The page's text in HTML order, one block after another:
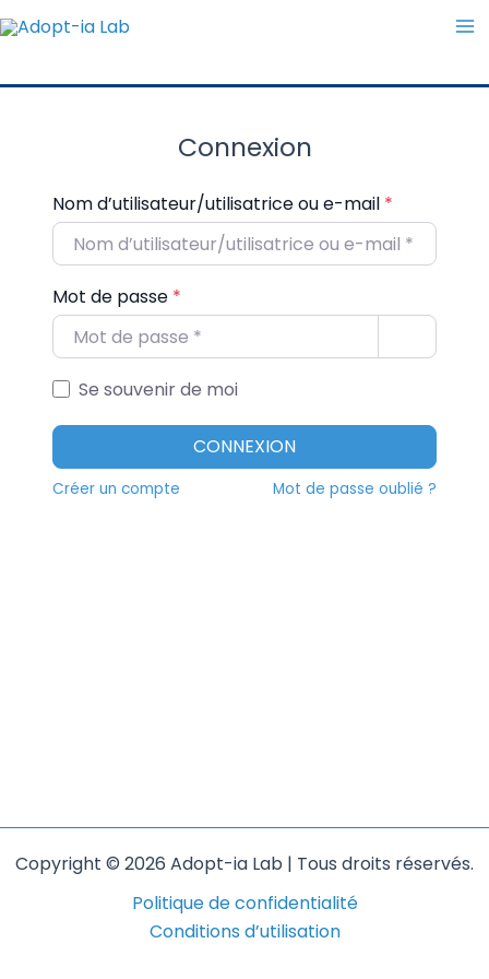
Aller
au
Connexion
Nom d’utilisateur/utilisatrice ou e-mail *
Mot de passe *
Se souvenir de moi
CONNEXION
Créer un compte Mot de passe oublié ?
Copyright © 2026 Adopt-ia Lab | Tous droits réservés.
Politique de confidentialité
Conditions d’utilisation